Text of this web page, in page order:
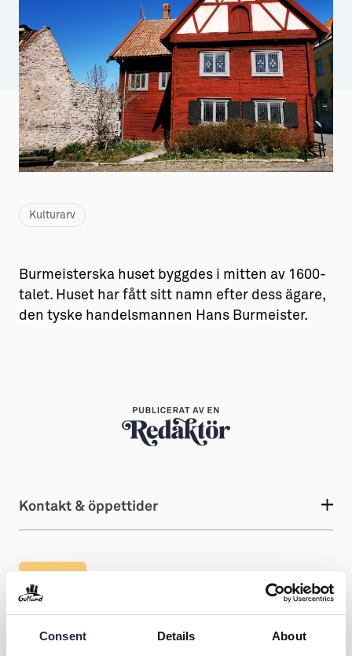
Consent Details About
Sustainable Plejs
Möten & kongresser
Hansestaden världsarv
Gotlands kulturarv
Medeltidsveckan
→ Gutamål och gotländska
Allt om bostad
→ Hyra bostad
→ Köpa bostad
→ Bygga hus
→ Fritidsliv
→ Idrottsliv
→ Tonårsliv
Kulturarv
Burmeisterska huset byggdes i mitten av 1600-
talet. Huset har fått sitt namn efter dess ägare,
den tyske handelsmannen Hans Burmeister.
Kontakt & öppettider